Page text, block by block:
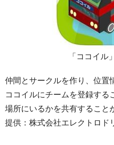
「ココイル
仲間とサークルを作り、位置
ココイルにチームを登録する
場所にいるかを共有すること
提供：株式会社エレクトロド